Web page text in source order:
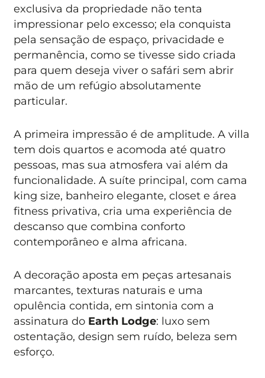
exclusiva da propriedade não tenta
impressionar pelo excesso; ela conquista
pela sensação de espaço, privacidade e
permanência, como se tivesse sido criada
para quem deseja viver o safári sem abrir
mão de um refúgio absolutamente
particular.
A primeira impressão é de amplitude. A villa
tem dois quartos e acomoda até quatro
pessoas, mas sua atmosfera vai além da
funcionalidade. A suíte principal, com cama
king size, banheiro elegante, closet e área
fitness privativa, cria uma experiência de
descanso que combina conforto
contemporâneo e alma africana.
A decoração aposta em peças artesanais
marcantes, texturas naturais e uma
opulência contida, em sintonia com a
assinatura do Earth Lodge: luxo sem
ostentação, design sem ruído, beleza sem
esforço.